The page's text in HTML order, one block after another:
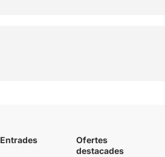
Entrades
Ofertes
destacades